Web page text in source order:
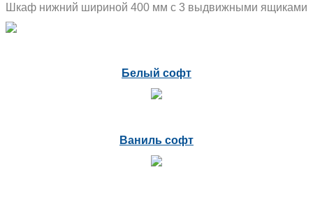
Шкаф нижний шириной 400 мм с 3 выдвижными ящиками
Белый софт
Ваниль софт